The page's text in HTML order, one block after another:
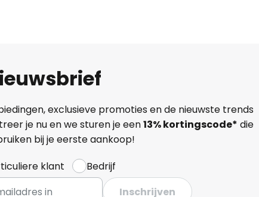
exclusieve promoties en de nieuwste trends
je nu en we sturen je een13%kortingscode* die
bij je eerste aankoop!
klant
Bedrijf
Inschrijven